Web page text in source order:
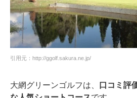
引用元：http://ggolf.sakura.ne.jp/
大網グリーンゴルフは、
口コミ評